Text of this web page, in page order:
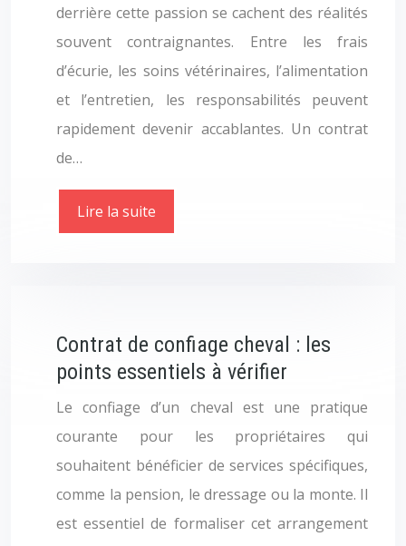
derrière cette passion se cachent des réalités
souvent contraignantes. Entre les frais
d’écurie, les soins vétérinaires, l’alimentation
et l’entretien, les responsabilités peuvent
rapidement devenir accablantes. Un contrat
de…
Lire la suite
Contrat de confiage cheval : les
points essentiels à vérifier
Le confiage d’un cheval est une pratique
courante pour les propriétaires qui
souhaitent bénéficier de services spécifiques,
comme la pension, le dressage ou la monte. Il
est essentiel de formaliser cet arrangement